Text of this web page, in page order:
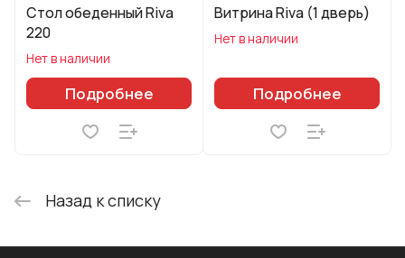
Стол обеденный Riva
220
Нет в наличии
Подробнее
Витрина Riva (1 дверь)
Нет в наличии
Подробнее
Назад к списку